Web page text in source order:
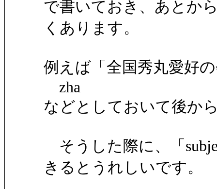
で書いておき、あとか
くあります。
例えば「全国秀丸愛好
zha
などとしておいて後か
そうした際に、「
きるとうれしいです。